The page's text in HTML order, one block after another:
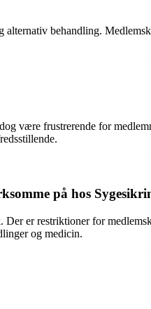
behandling.
være frustrerende for
på hos
er restriktioner for
og medicin.